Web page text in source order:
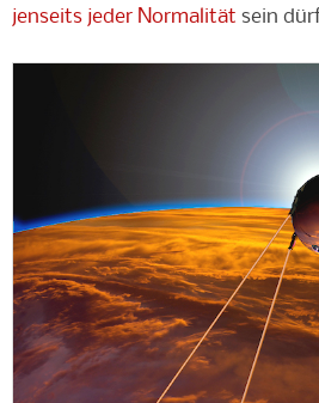
jenseits jeder Normalität sein